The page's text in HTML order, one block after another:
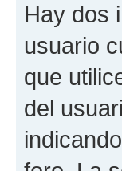
Hay dos
usuario
que
del